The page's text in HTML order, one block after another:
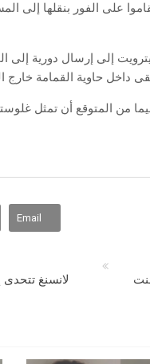
على الفور بنقلها إلى
إلى إرسال دورية إلى
داخل حاوية القمامة خارج
من المتوقع أن تمثل
Email
لانسنغ تتحدى